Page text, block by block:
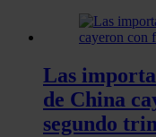
Las
de China
segundo